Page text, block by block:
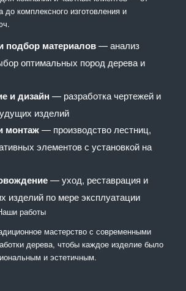
до комплексного изготовления и
подбор материалов— анализ
оптимальных пород дерева и
и дизайн — разработка чертежей и
изделий
монтаж— производство лестниц,
элементов с установкой на
— уход, реставрация и
изделий по мере эксплуатации
работы
мастерство с современными
дерева, чтобы каждое изделие было
и эстетичным.